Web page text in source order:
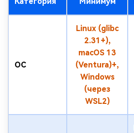
ОС
Linux (glibc
2.31+),
macOS 13
(Ventura)+,
Windows
(через
WSL2)